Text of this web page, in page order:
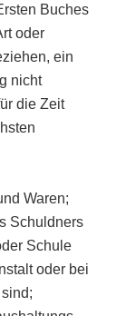
Buches
oder
ein
nicht
die Zeit
Waren;
Schuldners
Schule
oder bei